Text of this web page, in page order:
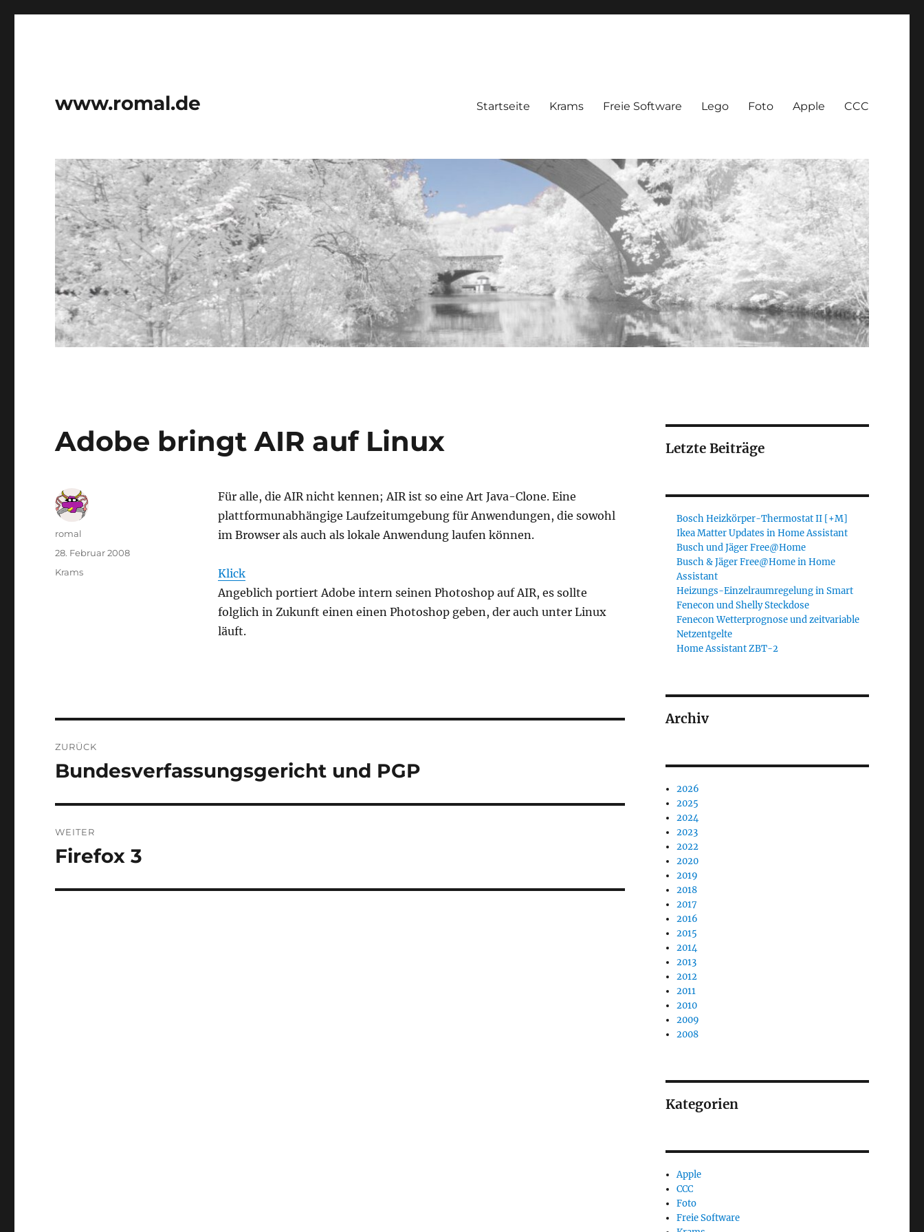
www.romal.de Startseite Krams Freie Software Lego Foto Apple CCC
Adobe bringt AIR auf Linux
Für alle, die AIR nicht kennen; AIR ist so eine Art Java-Clone. Eine
plattformunabhängige Laufzeitumgebung für Anwendungen, die sowohl
im Browser als auch als lokale Anwendung laufen können.
Klick
Angeblich portiert Adobe intern seinen Photoshop auf AIR, es sollte
folglich in Zukunft einen einen Photoshop geben, der auch unter Linux
läuft.
Autor
romal
Veröffentlicht
28. Februar 2008
Kategorien
Krams
ZURÜCK
Vorheriger
Bundesverfassungsgericht und PGP
WEITER
Nächster
Firefox 3
Letzte Beiträge
Bosch Heizkörper-Thermostat II [+M]
Ikea Matter Updates in Home Assistant
Busch und Jäger Free@Home
Busch & Jäger Free@Home in Home
Assistant
Heizungs-Einzelraumregelung in Smart
Fenecon und Shelly Steckdose
Fenecon Wetterprognose und zeitvariable
Netzentgelte
Home Assistant ZBT-2
Archiv
2026
2025
2024
2023
2022
2020
2019
2018
2017
2016
2015
2014
2013
2012
2011
2010
2009
2008
Kategorien
Apple
CCC
Foto
Freie Software